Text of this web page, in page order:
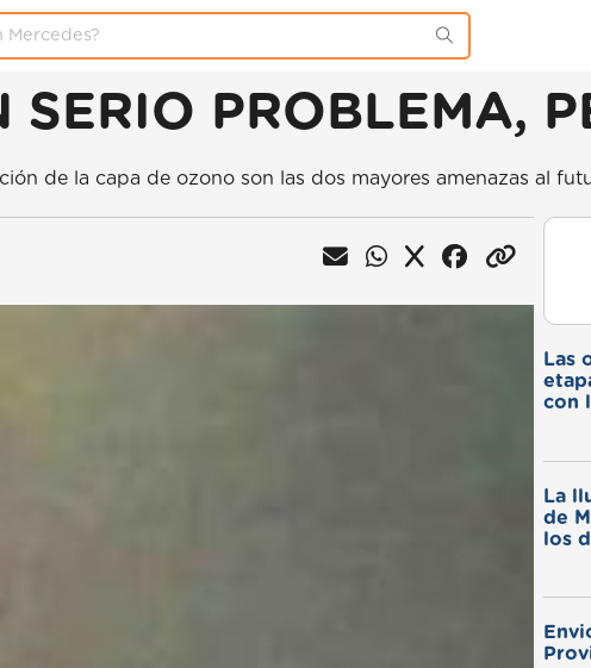
SERIO PROBLEMA,
de la capa de ozono son las dos mayores amenazas al
Las
con
La
de
los